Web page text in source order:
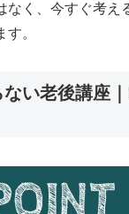
なく、今すぐ考え
。
い老後講座